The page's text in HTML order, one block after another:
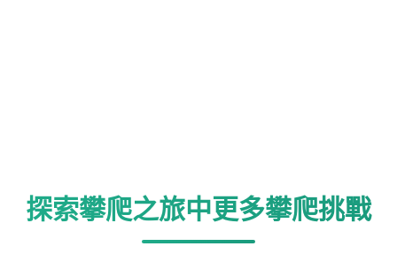
探索攀爬之旅中更多攀爬挑戰